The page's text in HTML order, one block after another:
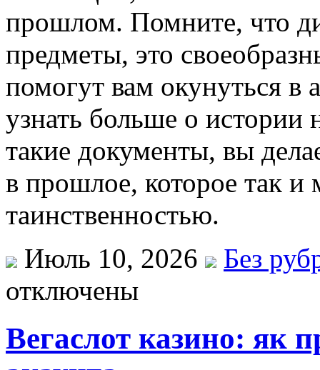
прошлом. Помните, что
предметы, это
помогут вам окунуться
узнать больше о
такие документы, вы
в прошлое, которое так и
таинственностью.
Июль 10, 2026
Без
отключены
Вегаслот казино: як